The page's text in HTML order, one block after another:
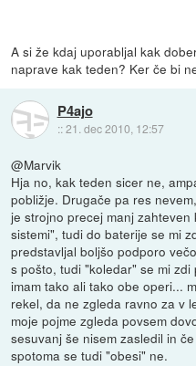
A si že kdaj uporabljal kak
naprave kak teden? Ker če bi
P4ajo
::21. dec 2010, 12:57
@Marvik
Hja no, kak teden sicer ne,
pobližje. Drugače pa res
je strojno precej manj
sistemi", tudi do baterije se mi
predstavljal boljšo podporo
s pošto, tudi "koledar" se mi
imam tako ali tako obe operi...
rekel, da ne zgleda ravno za v
moje pojme zgleda povsem
sesuvanj še nisem zasledil in
spotoma se tudi "obesi" ne.